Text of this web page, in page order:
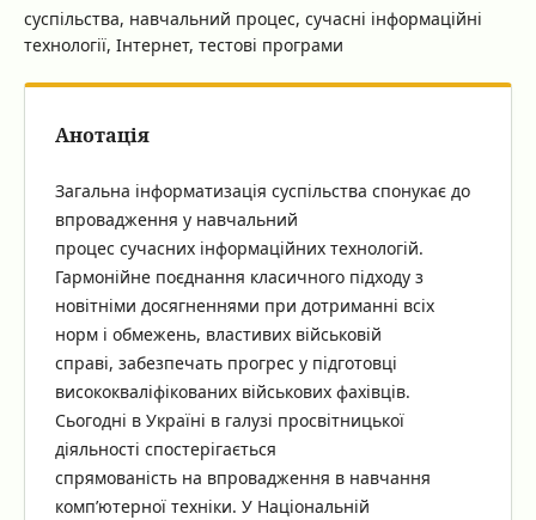
суспільства, навчальний процес, сучасні інформаційні
технології, Інтернет, тестові програми
Анотація
Загальна інформатизація суспільства спонукає до
впровадження у навчальний
процес сучасних інформаційних технологій.
Гармонійне поєднання класичного підходу з
новітніми досягненнями при дотриманні всіх
норм і обмежень, властивих військовій
справі, забезпечать прогрес у підготовці
висококваліфікованих військових фахівців.
Сьогодні в Україні в галузі просвітницької
діяльності спостерігається
спрямованість на впровадження в навчання
комп’ютерної техніки. У Національній